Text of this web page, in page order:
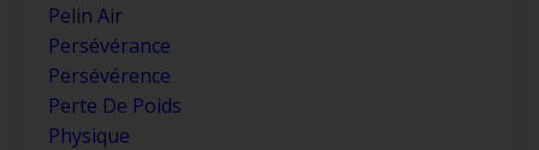
Pelin Air
Persévérance
Persévérence
Perte De Poids
Physique